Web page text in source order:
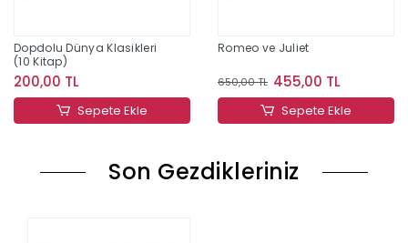
Dopdolu Dünya Klasikleri
(10 Kitap)
200,00 TL
Sepete Ekle
Romeo ve Juliet
650,00 TL 455,00 TL
Sepete Ekle
Son Gezdikleriniz